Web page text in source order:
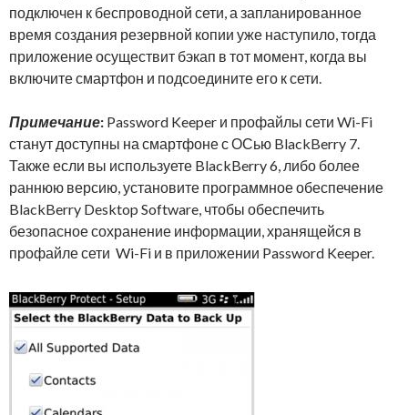
подключен к беспроводной сети, а запланированное
время создания резервной копии уже наступило, тогда
приложение осуществит бэкап в тот момент, когда вы
включите смартфон и подсоедините его к сети.
Примечание: Password Keeper и профайлы сети Wi-Fi
станут доступны на смартфоне с ОСью BlackBerry 7.
Также если вы используете BlackBerry 6, либо более
раннюю версию, установите программное обеспечение
BlackBerry Desktop Software, чтобы обеспечить
безопасное сохранение информации, хранящейся в
профайле сети Wi-Fi и в приложении Password Keeper.